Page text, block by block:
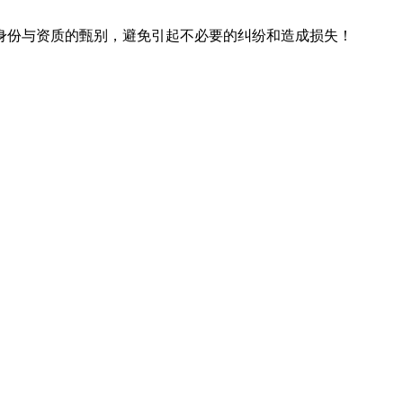
与资质的甄别，避免引起不必要的纠纷和造成损失！